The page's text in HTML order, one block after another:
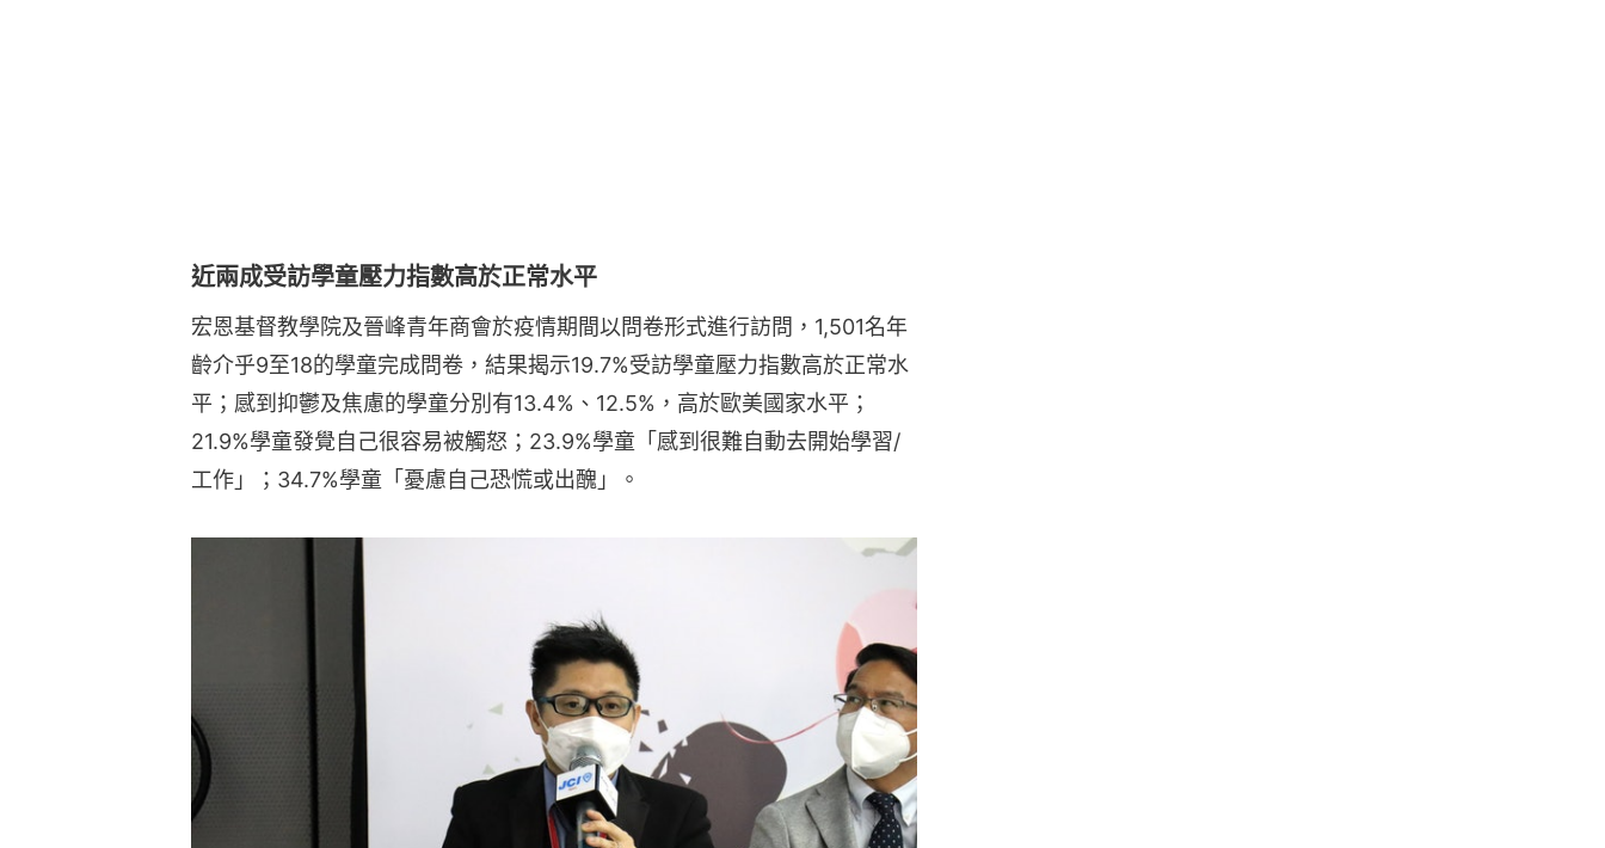
近兩成受訪學童壓力指數高於正常水平
宏恩基督教學院及晉峰青年商會於疫情期間以問卷形式進行訪問，1,501名年
齡介乎9至18的學童完成問卷，結果揭示19.7%受訪學童壓力指數高於正常水
平；感到抑鬱及焦慮的學童分別有13.4%、12.5%，高於歐美國家水平；
21.9%學童發覺自己很容易被觸怒；23.9%學童「感到很難自動去開始學習/
工作」；34.7%學童「憂慮自己恐慌或出醜」。